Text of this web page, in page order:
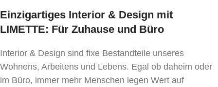
Bezug)
2er Sofa: 6,9 lfm
3er Sofa: 8,2 lfm
Lieferzeit:
Einzigartiges Interior & Design mit
LIMETTE: Für Zuhause und Büro
Interior & Design sind fixe Bestandteile unseres
Wohnens, Arbeitens und Lebens. Egal ob daheim oder
im Büro, immer mehr Menschen legen Wert auf